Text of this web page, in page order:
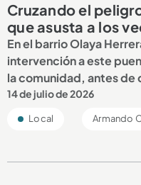
Cruzando el
que asusta a los
En el barrio Olaya
intervención a este
la comunidad, antes de
14 de julio de 2026
Local Armando